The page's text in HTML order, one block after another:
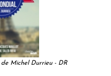
Michel Durrieu - DR